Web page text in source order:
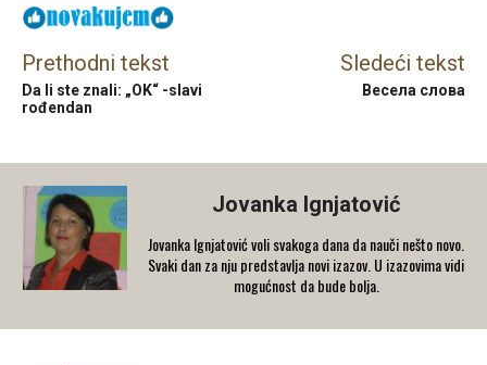
Prethodni tekst
Da li ste znali: „OK“ -slavi
rođendan
Sledeći tekst
Весела слова
Jovanka Ignjatović
Jovanka Ignjatović voli svakoga dana da nauči nešto novo.
Svaki dan za nju predstavlja novi izazov. U izazovima vidi
mogućnost da bude bolja.